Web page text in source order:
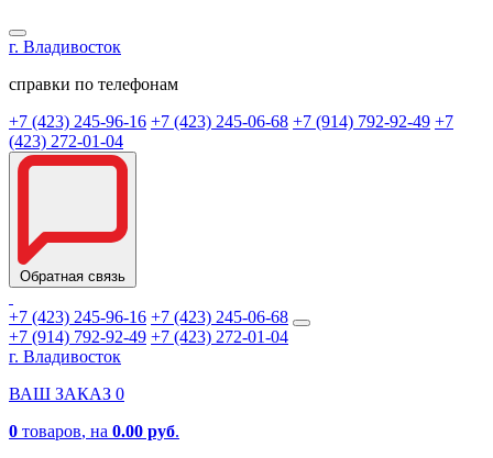
г. Владивосток
справки по телефонам
+7 (423) 245-96-16 +7 (423) 245-06-68 +7 (914) 792-92-49 +7
(423) 272-01-04
Обратная связь
+7 (423) 245-96-16 +7 (423) 245-06-68
+7 (914) 792-92-49 +7 (423) 272-01-04
г. Владивосток
ВАШ ЗАКАЗ 0
0 товаров, на 0.00 руб.